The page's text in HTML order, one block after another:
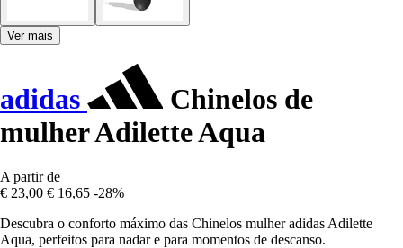
Ver mais
adidas
Chinelos de
mulher Adilette Aqua
A partir de
€ 23,00 € 16,65 -28%
Descubra o conforto máximo das Chinelos mulher adidas Adilette
Aqua, perfeitos para nadar e para momentos de descanso.